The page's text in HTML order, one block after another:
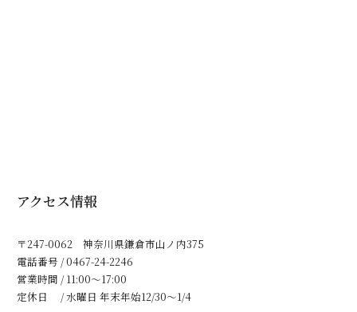
アクセス情報
〒247-0062 神奈川県鎌倉市山ノ内375
電話番号 / 0467-24-2246
営業時間 / 11:00～17:00
定休日 / 水曜日 年末年始12/30〜1/4